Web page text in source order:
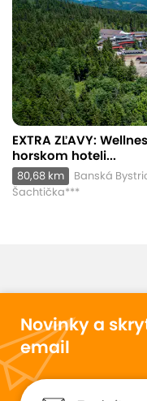
EXTRA ZĽAVY:
horskom hoteli...
80,68 km
Banská
Šachtička***
Novinky a
email